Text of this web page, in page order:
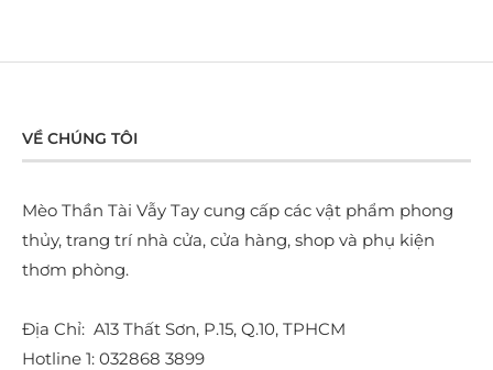
VỀ CHÚNG TÔI
Mèo Thần Tài Vẫy Tay cung cấp các vật phẩm phong
thủy, trang trí nhà cửa, cửa hàng, shop và phụ kiện
thơm phòng.
Địa Chỉ: A13 Thất Sơn, P.15, Q.10, TPHCM
Hotline 1: 032868 3899